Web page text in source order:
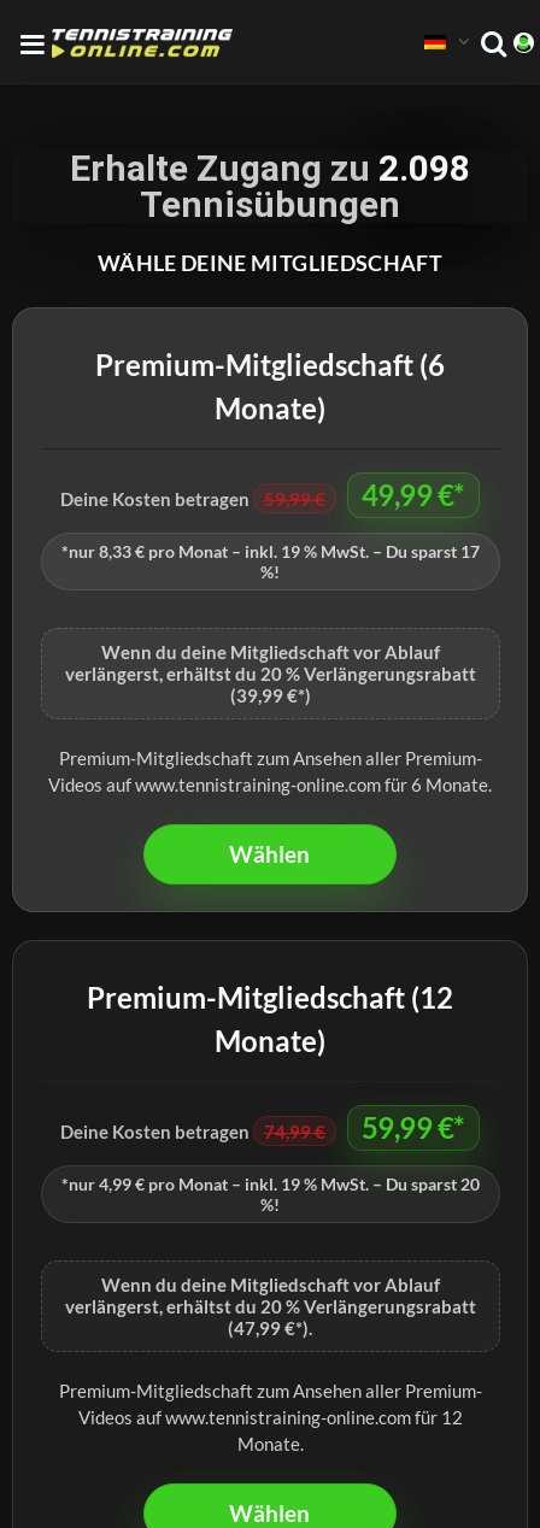
Erhalte Zugang zu 2.098
Tennisübungen
WÄHLE DEINE MITGLIEDSCHAFT
Premium-Mitgliedschaft (6
Monate)
Deine Kosten betragen 59,99 € 49,99 €*
*nur 8,33 € pro Monat – inkl. 19 % MwSt. – Du sparst 17
%!
Wenn du deine Mitgliedschaft vor Ablauf
verlängerst, erhältst du 20 % Verlängerungsrabatt
(39,99 €*)
Premium-Mitgliedschaft zum Ansehen aller Premium-
Videos auf www.tennistraining-online.com für 6 Monate.
Wählen
Premium-Mitgliedschaft (12
Monate)
Deine Kosten betragen 74,99 € 59,99 €*
*nur 4,99 € pro Monat – inkl. 19 % MwSt. – Du sparst 20
%!
Wenn du deine Mitgliedschaft vor Ablauf
verlängerst, erhältst du 20 % Verlängerungsrabatt
(47,99 €*).
Premium-Mitgliedschaft zum Ansehen aller Premium-
Videos auf www.tennistraining-online.com für 12
Monate.
Wählen